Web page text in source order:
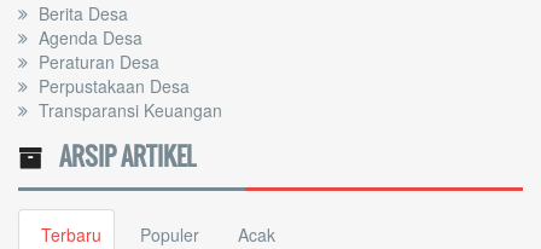
Berita Desa
Agenda Desa
Peraturan Desa
Perpustakaan Desa
Transparansi Keuangan
ARSIP ARTIKEL
Terbaru Populer Acak